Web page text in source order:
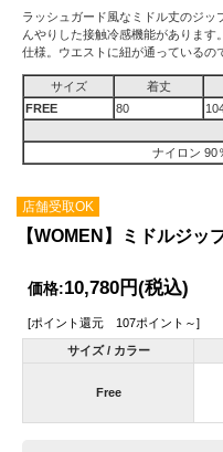
ラッシュガード風なミドル丈のジッ
んやりした接触冷感機能があります
仕様。ウエストに紐が通っているの
サイズ 着丈
FREE
80
ナイロン
店舗受取OK
【WOMEN】ミドルジッ
価格:10,780円(税込)
[ポイント還元 107ポイント～]
サイズ / カラー
Free